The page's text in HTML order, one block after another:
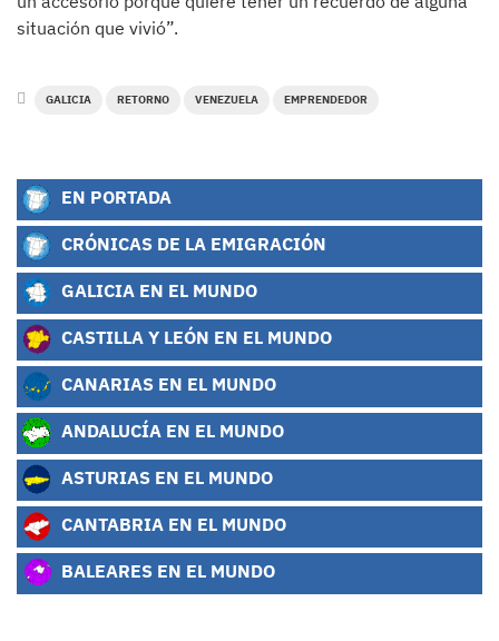
situación que vivió”.
GALICIA RETORNO VENEZUELA EMPRENDEDOR
EN PORTADA
CRÓNICAS DE LA EMIGRACIÓN
GALICIA EN EL MUNDO
CASTILLA Y LEÓN EN EL MUNDO
CANARIAS EN EL MUNDO
ANDALUCÍA EN EL MUNDO
ASTURIAS EN EL MUNDO
CANTABRIA EN EL MUNDO
BALEARES EN EL MUNDO